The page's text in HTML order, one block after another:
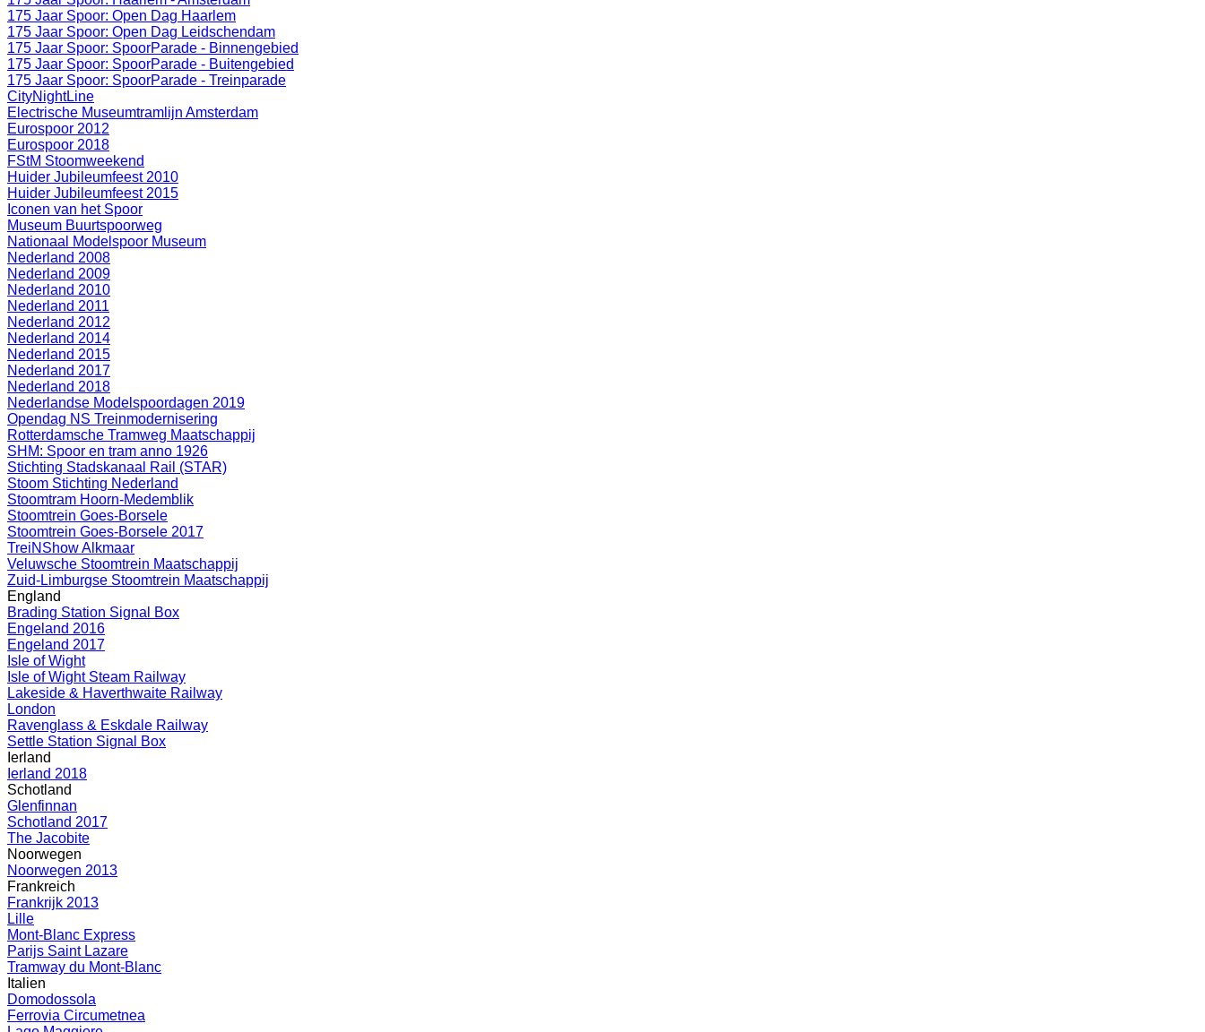
175 Jaar Spoor: Open Dag Haarlem
175 Jaar Spoor: Open Dag Leidschendam
175 Jaar Spoor: SpoorParade - Binnengebied
175 Jaar Spoor: SpoorParade - Buitengebied
175 Jaar Spoor: SpoorParade - Treinparade
CityNightLine
Electrische Museumtramlijn Amsterdam
Eurospoor 2012
Eurospoor 2018
FStM Stoomweekend
Huider Jubileumfeest 2010
Huider Jubileumfeest 2015
Iconen van het Spoor
Museum Buurtspoorweg
Nationaal Modelspoor Museum
Nederland 2008
Nederland 2009
Nederland 2010
Nederland 2011
Nederland 2012
Nederland 2014
Nederland 2015
Nederland 2017
Nederland 2018
Nederlandse Modelspoordagen 2019
Opendag NS Treinmodernisering
Rotterdamsche Tramweg Maatschappij
SHM: Spoor en tram anno 1926
Stichting Stadskanaal Rail (STAR)
Stoom Stichting Nederland
Stoomtram Hoorn-Medemblik
Stoomtrein Goes-Borsele
Stoomtrein Goes-Borsele 2017
TreiNShow Alkmaar
Veluwsche Stoomtrein Maatschappij
Zuid-Limburgse Stoomtrein Maatschappij
England
Brading Station Signal Box
Engeland 2016
Engeland 2017
Isle of Wight
Isle of Wight Steam Railway
Lakeside & Haverthwaite Railway
London
Ravenglass & Eskdale Railway
Settle Station Signal Box
Ierland
Ierland 2018
Schotland
Glenfinnan
Schotland 2017
The Jacobite
Noorwegen
Noorwegen 2013
Frankreich
Frankrijk 2013
Lille
Mont-Blanc Express
Parijs Saint Lazare
Tramway du Mont-Blanc
Italien
Domodossola
Ferrovia Circumetnea